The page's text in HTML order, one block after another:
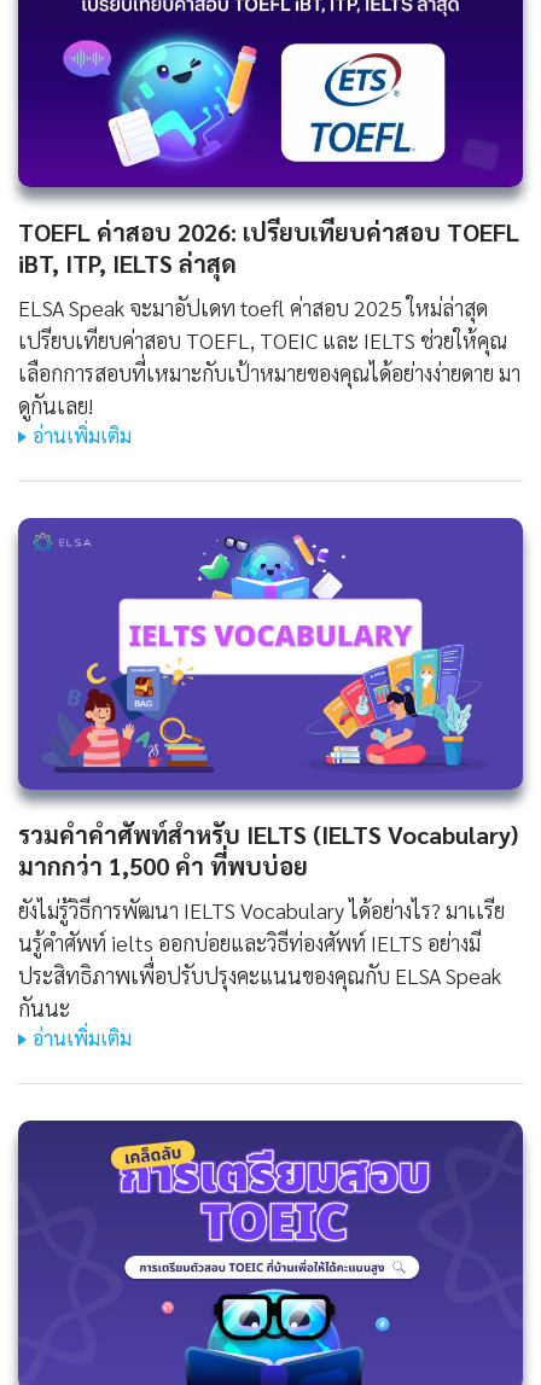
TOEFL ค่าสอบ 2026: เปรียบเทียบค่าสอบ TOEFL
iBT, ITP, IELTS ล่าสุด
ELSA Speak จะมาอัปเดท toefl ค่าสอบ 2025 ใหม่ล่าสุด
เปรียบเทียบค่าสอบ TOEFL, TOEIC และ IELTS ช่วยให้คุณ
เลือกการสอบที่เหมาะกับเป้าหมายของคุณได้อย่างง่ายดาย มา
ดูกันเลย!
อ่านเพิ่มเติม
รวมคำคำศัพท์สำหรับ IELTS (IELTS Vocabulary)
มากกว่า 1,500 คํา ที่พบบ่อย
ยังไม่รู้วิธีการพัฒนา IELTS Vocabulary ได้อย่างไร? มาเเรีย
นรู้คําศัพท์ ielts ออกบ่อยและวิธีท่องศัพท์ IELTS อย่างมี
ประสิทธิภาพเพื่อปรับปรุงคะแนนของคุณกับ ELSA Speak
กันนะ
อ่านเพิ่มเติม